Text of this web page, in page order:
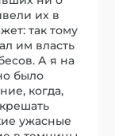
их в
так тому
им власть
А я на
было
когда,
ужасные